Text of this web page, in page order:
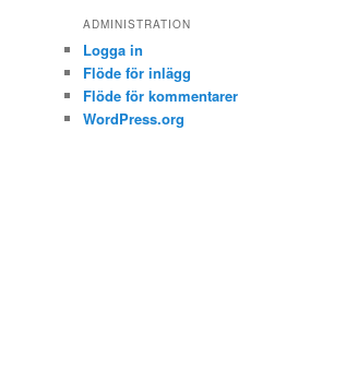
ADMINISTRATION
Logga in
Flöde för inlägg
Flöde för kommentarer
WordPress.org